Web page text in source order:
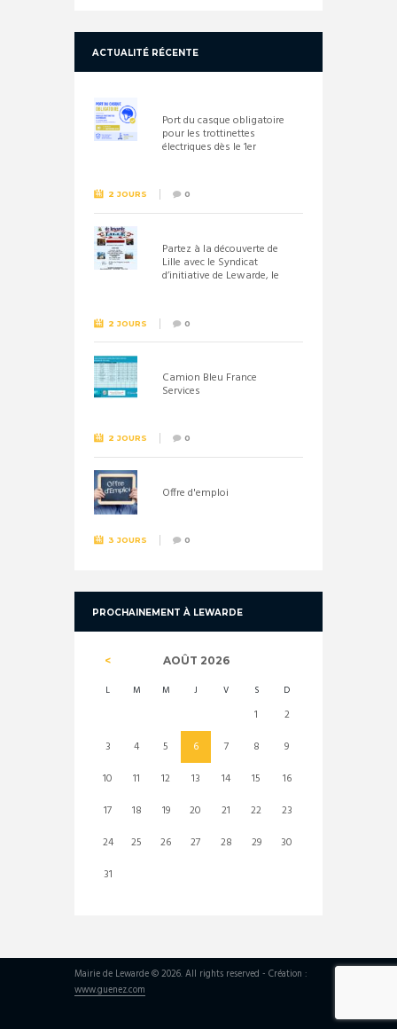
ACTUALITÉ RÉCENTE
Port du casque obligatoire
pour les trottinettes
électriques dès le 1er
2 JOURS 0
Partez à la découverte de
Lille avec le Syndicat
d’initiative de Lewarde, le
2 JOURS 0
Camion Bleu France
Services
2 JOURS 0
Offre d'emploi
3 JOURS 0
PROCHAINEMENT À LEWARDE
AOÛT 2026
L M M J V S D
1
2
3
4 5 6 7 8
9
10
11 12 13 14 15
16
17
18 19 20 21 22
23
24
25 26 27 28 29
30
31
Mairie de Lewarde © 2026. All rights reserved - Création :
www.guenez.com